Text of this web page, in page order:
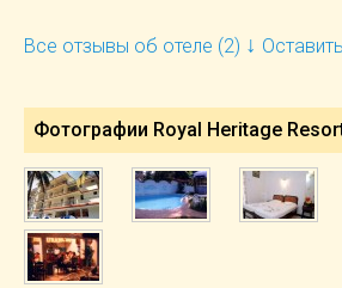
Все отзывы об отеле (2) ↓
Фотографии Royal Heritage